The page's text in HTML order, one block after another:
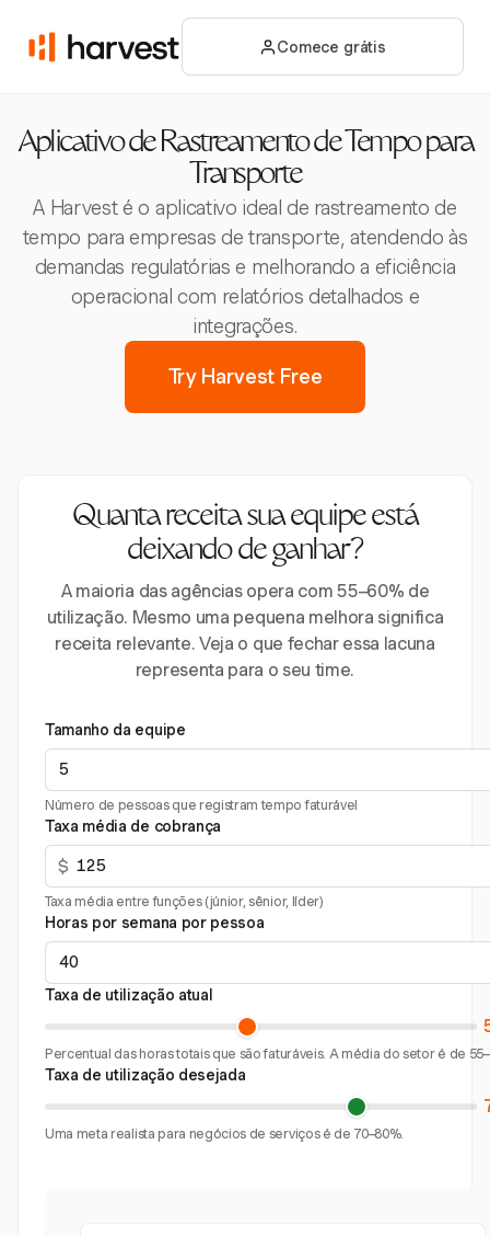
Comece grátis
Aplicativo de Rastreamento de Tempo para
Transporte
A Harvest é o aplicativo ideal de rastreamento de
tempo para empresas de transporte, atendendo às
demandas regulatórias e melhorando a eficiência
operacional com relatórios detalhados e
integrações.
Try Harvest Free
Quanta receita sua equipe está
deixando de ganhar?
A maioria das agências opera com 55–60% de
utilização. Mesmo uma pequena melhora significa
receita relevante. Veja o que fechar essa lacuna
representa para o seu time.
Tamanho da equipe
Número de pessoas que registram tempo faturável
Taxa média de cobrança
$
Taxa média entre funções (júnior, sênior, líder)
Horas por semana por pessoa
Taxa de utilização atual
Percentual das horas totais que são faturáveis. A média do setor é de
Taxa de utilização desejada
Uma meta realista para negócios de serviços é de 70–80%.